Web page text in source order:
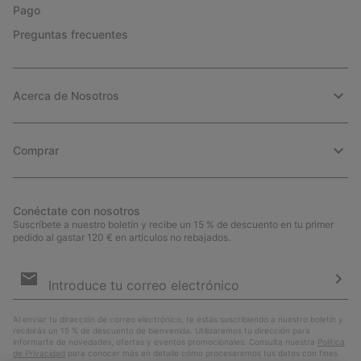
Pago
Preguntas frecuentes
Acerca de Nosotros
Comprar
Conéctate con nosotros
Suscríbete a nuestro boletín y recibe un 15 % de descuento en tu primer
pedido al gastar 120 € en artículos no rebajados.
de
Al enviar tu dirección de correo electrónico, te estás suscribiendo a nuestro boletín y
recibirás un 15 % de descuento de bienvenida. Utilizaremos tu dirección para
informarte de novedades, ofertas y eventos promocionales. Consulta nuestra Política
de Privacidad para conocer más en detalle cómo procesaremos tus datos con fines